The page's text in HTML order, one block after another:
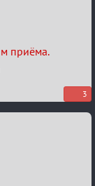
приёма.
3